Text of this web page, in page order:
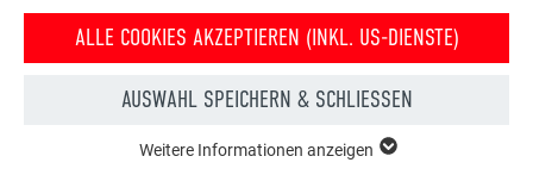
Kostenlos PREFA Prospekte bestellen
ALLE COOKIES AKZEPTIEREN (INKL. US-DIENSTE)
AUSWAHL SPEICHERN & SCHLIESSEN
Weitere Informationen anzeigen